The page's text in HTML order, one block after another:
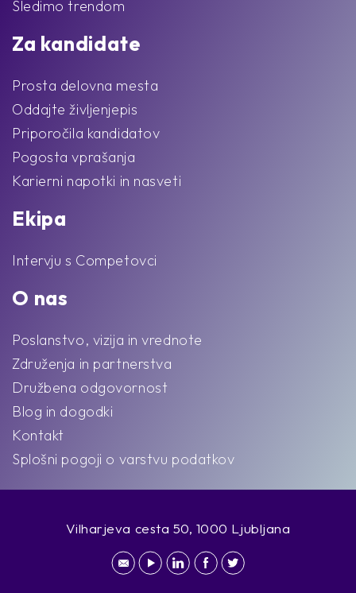
Sledimo trendom
Za kandidate
Prosta delovna mesta
Oddajte življenjepis
Priporočila kandidatov
Pogosta vprašanja
Karierni napotki in nasveti
Ekipa
Intervju s Competovci
O nas
Poslanstvo, vizija in vrednote
Združenja in partnerstva
Družbena odgovornost
Blog in dogodki
Kontakt
Splošni pogoji o varstvu podatkov
Vilharjeva cesta 50, 1000 Ljubljana